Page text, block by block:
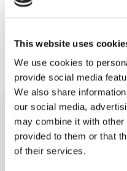
This website uses
We use cookies to
provide social media
We also share
our social media,
may combine it with other
provided to them or that
of their services.
Cette option réduit les
répondre à des normes
strictes.
Il s’agit par exemple
caractéristiques